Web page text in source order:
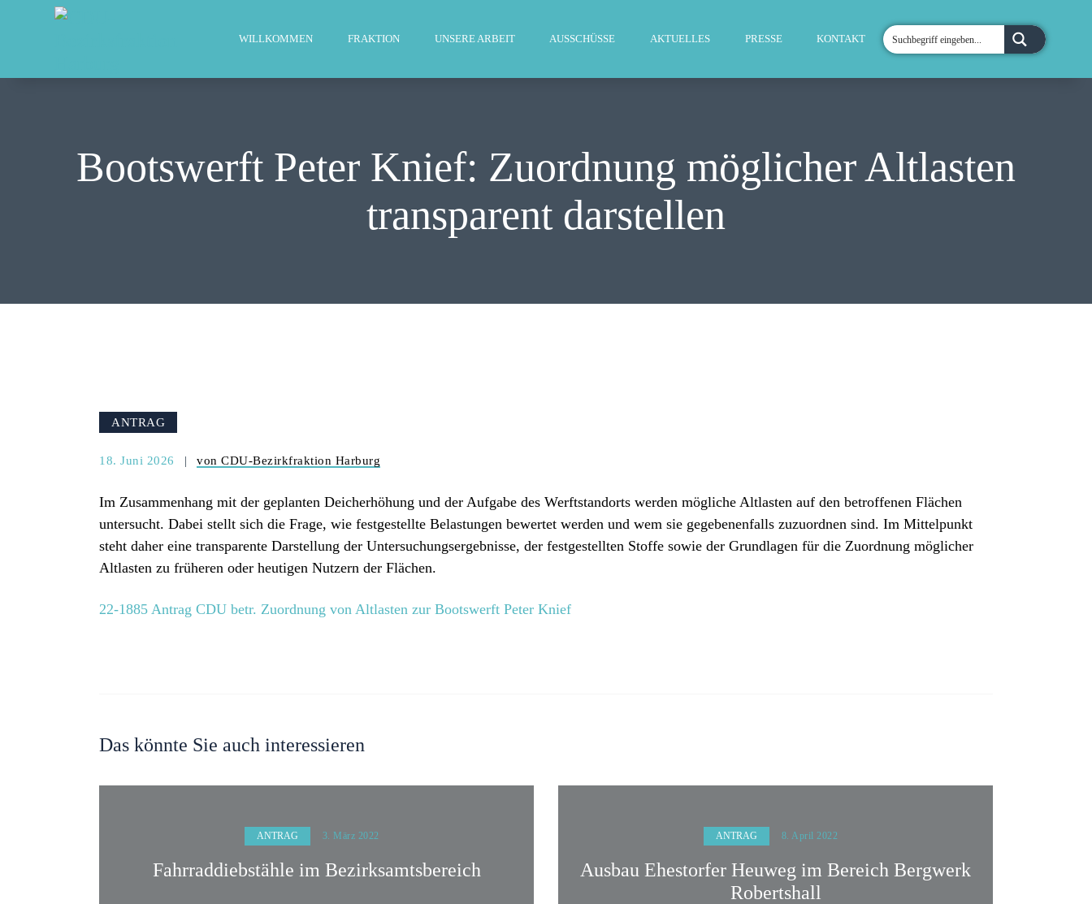
WILLKOMMEN FRAKTION UNSERE ARBEIT AUSSCHÜSSE AKTUELLES PRESSE KONTAKT
Bootswerft Peter Knief: Zuordnung möglicher Altlasten
transparent darstellen
AKTUELLES
PRESSE
ANTRAG
18. Juni 2026 von CDU-Bezirkfraktion Harburg
Im Zusammenhang mit der geplanten Deicherhöhung und der Aufgabe des Werftstandorts werden mögliche Altlasten auf den betroffenen Flächen
untersucht. Dabei stellt sich die Frage, wie festgestellte Belastungen bewertet werden und wem sie gegebenenfalls zuzuordnen sind. Im Mittelpunkt
steht daher eine transparente Darstellung der Untersuchungsergebnisse, der festgestellten Stoffe sowie der Grundlagen für die Zuordnung möglicher
Altlasten zu früheren oder heutigen Nutzern der Flächen.
22-1885 Antrag CDU betr. Zuordnung von Altlasten zur Bootswerft Peter Knief
Das könnte Sie auch interessieren
ANTRAG 3. März 2022
Fahrraddiebstähle im Bezirksamtsbereich
ANTRAG 8. April 2022
Ausbau Ehestorfer Heuweg im Bereich Bergwerk
Robertshall